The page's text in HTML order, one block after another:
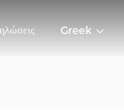
Greek